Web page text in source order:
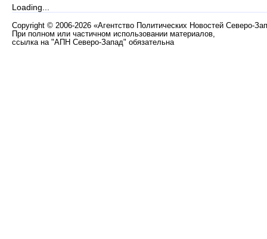
Loading...
Copyright © 2006-2026 «Агентство Политических Новостей Северо-
При полном или частичном использовании материалов,
ссылка на "АПН Северо-Запад" обязательна